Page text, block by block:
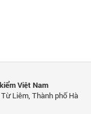
Việt Nam
Liêm, Thành phố Hà